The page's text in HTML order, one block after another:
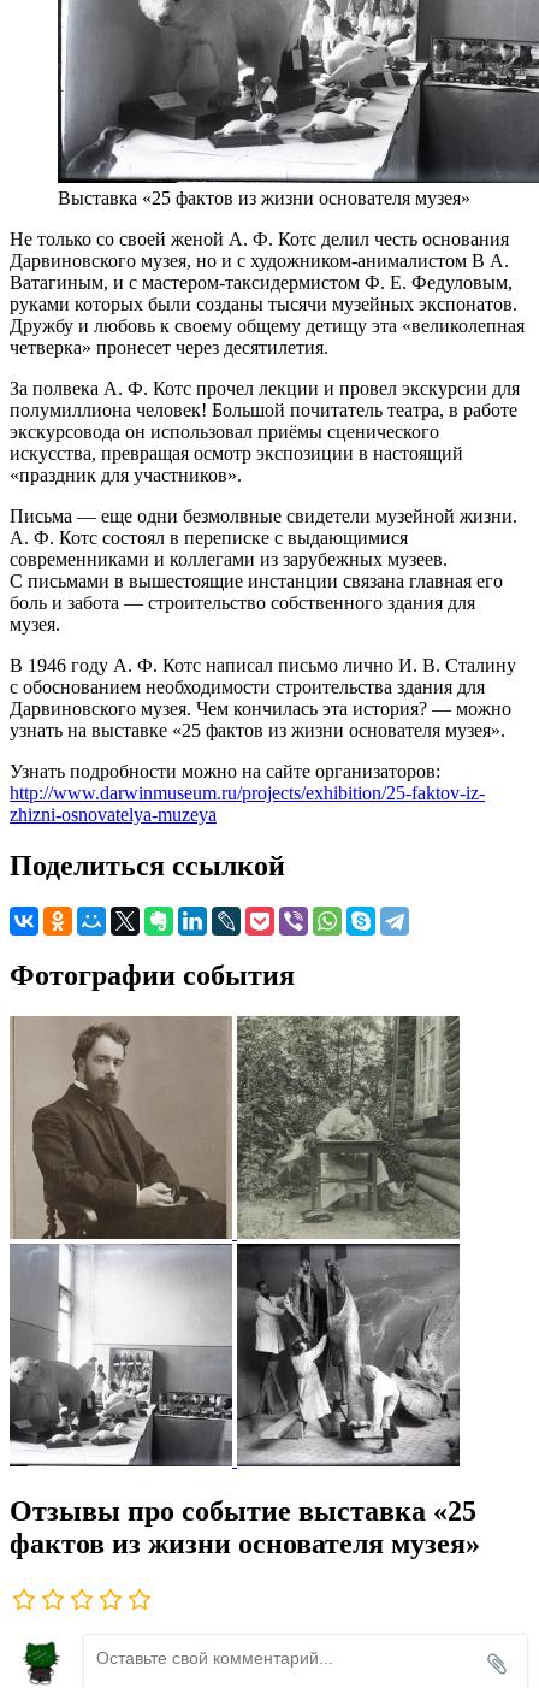
Выставка «25 фактов из жизни основателя музея»
Не только со своей женой А. Ф. Котс делил честь основания
Дарвиновского музея, но и с художником-анималистом В А.
Ватагиным, и с мастером-таксидермистом Ф. Е. Федуловым,
руками которых были созданы тысячи музейных экспонатов.
Дружбу и любовь к своему общему детищу эта «великолепная
четверка» пронесет через десятилетия.
За полвека А. Ф. Котс прочел лекции и провел экскурсии для
полумиллиона человек! Большой почитатель театра, в работе
экскурсовода он использовал приёмы сценического
искусства, превращая осмотр экспозиции в настоящий
«праздник для участников».
Письма — еще одни безмолвные свидетели музейной жизни.
А. Ф. Котс состоял в переписке с выдающимися
современниками и коллегами из зарубежных музеев.
С письмами в вышестоящие инстанции связана главная его
боль и забота — строительство собственного здания для
музея.
В 1946 году А. Ф. Котс написал письмо лично И. В. Сталину
с обоснованием необходимости строительства здания для
Дарвиновского музея. Чем кончилась эта история? — можно
узнать на выставке «25 фактов из жизни основателя музея».
Узнать подробности можно на сайте организаторов:
http://www.darwinmuseum.ru/projects/exhibition/25-faktov-iz-
zhizni-osnovatelya-muzeya
Поделиться ссылкой
Фотографии события
Отзывы про событие выставка «25
фактов из жизни основателя музея»